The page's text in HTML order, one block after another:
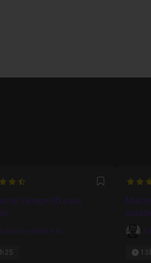
Favori
Design 3D sous
Martinet
5